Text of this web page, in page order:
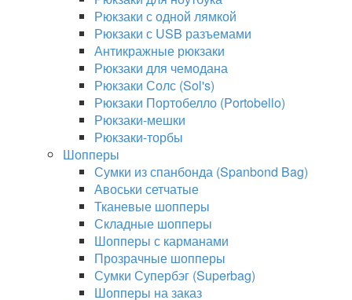
Рюкзаки с одной лямкой
Рюкзаки с USB разъемами
Антикражные рюкзаки
Рюкзаки для чемодана
Рюкзаки Солс (Sol's)
Рюкзаки Портобелло (Portobello)
Рюкзаки-мешки
Рюкзаки-торбы
Шопперы
Сумки из спанбонда (Spanbond Bag)
Авоськи сетчатые
Тканевые шопперы
Складные шопперы
Шопперы с карманами
Прозрачные шопперы
Сумки Супербэг (Superbag)
Шопперы на заказ